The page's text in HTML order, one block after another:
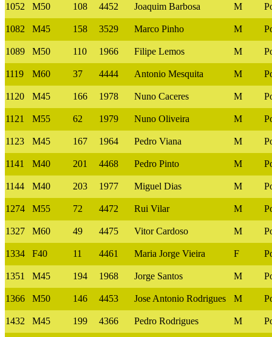
1052 M50 108 4452 Joaquim Barbosa M
1082 M45 158 3529 Marco Pinho M
1089 M50 110 1966 Filipe Lemos M
1119 M60 37 4444 Antonio Mesquita M
1120 M45 166 1978 Nuno Caceres M
1121 M55 62 1979 Nuno Oliveira M
1123 M45 167 1964 Pedro Viana M
1141 M40 201 4468 Pedro Pinto M
1144 M40 203 1977 Miguel Dias M
1274 M55 72 4472 Rui Vilar M
1327 M60 49 4475 Vitor Cardoso M
1334 F40 11 4461 Maria Jorge Vieira F
1351 M45 194 1968 Jorge Santos M
1366 M50 146 4453 Jose Antonio Rodrigues M
1432 M45 199 4366 Pedro Rodrigues M